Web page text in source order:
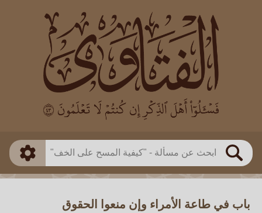
بحث
العالم
بن باز
بن العثيمين
اللجنة الدائمة
طريقة البحث
ذكي
باب في طاعة الأمراء وإن منعوا الحقوق